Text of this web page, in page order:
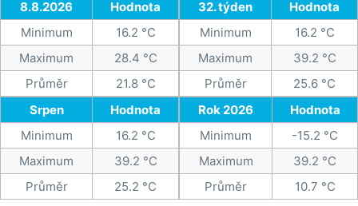
8.8.2026
Hodnota
Minimum
16.2 °C
Maximum
28.4 °C
Průměr
21.8 °C
32. týden
Hodnota
Minimum
16.2 °C
Maximum
39.2 °C
Průměr
25.6 °C
Srpen
Hodnota
Minimum
16.2 °C
Maximum
39.2 °C
Průměr
25.2 °C
Rok 2026
Hodnota
Minimum
-15.2 °C
Maximum
39.2 °C
Průměr
10.7 °C